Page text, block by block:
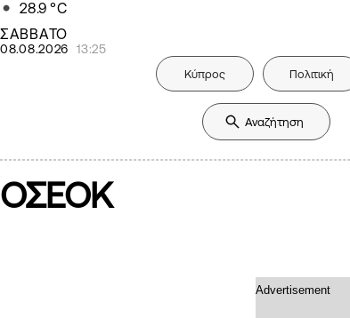
28.9 °C
ΣΑΒΒΑΤΟ
08.08.2026 13:25
Κύπρος Πολιτική
ΟΣΕΟΚ